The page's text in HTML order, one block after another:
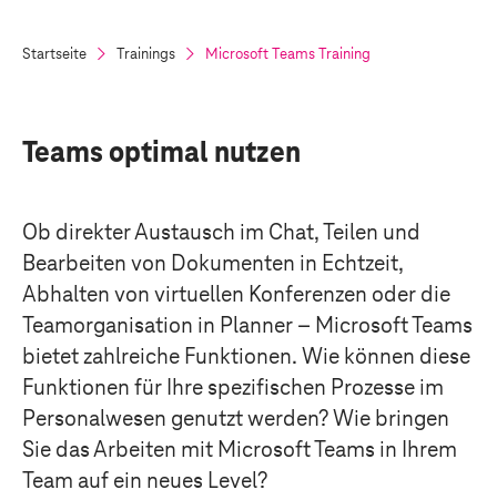
Startseite Trainings Microsoft Teams Training
Teams optimal nutzen
Ob direkter Austausch im Chat, Teilen und
Bearbeiten von Dokumenten in Echtzeit,
Abhalten von virtuellen Konferenzen oder die
Teamorganisation in Planner – Microsoft Teams
bietet zahlreiche Funktionen. Wie können diese
Funktionen für Ihre spezifischen Prozesse im
Personalwesen genutzt werden? Wie bringen
Sie das Arbeiten mit Microsoft Teams in Ihrem
Team auf ein neues Level?